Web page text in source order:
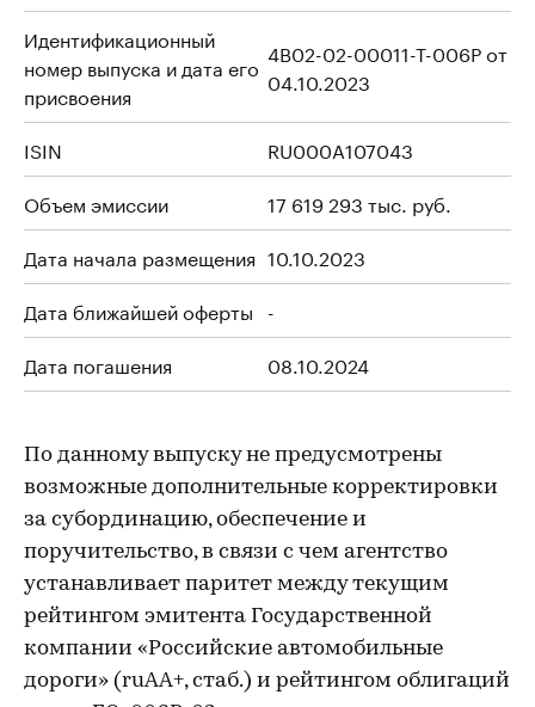
Идентификационный
номер выпуска и дата его
присвоения
4B02-02-00011-T-006P от
04.10.2023
ISIN
RU000A107043
Объем эмиссии
17 619 293 тыс. руб.
Дата начала размещения 10.10.2023
Дата ближайшей оферты -
Дата погашения
08.10.2024
По данному выпуску не предусмотрены
возможные дополнительные корректировки
за субординацию, обеспечение и
поручительство, в связи с чем агентство
устанавливает паритет между текущим
рейтингом эмитента Государственной
компании «Российские автомобильные
дороги» (ruAA+, стаб.) и рейтингом облигаций